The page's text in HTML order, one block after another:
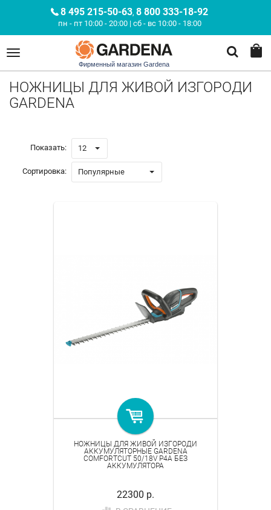
8 495 215-50-63, 8 800 333-18-92
пн - пт 10:00 - 20:00 | сб - вс 10:00 - 18:00
Фирменный магазин Gardena
НОЖНИЦЫ ДЛЯ ЖИВОЙ ИЗГОРОДИ
GARDENA
Показать: 12
Сортировка: Популярные
НОЖНИЦЫ ДЛЯ ЖИВОЙ ИЗГОРОДИ
АККУМУЛЯТОРНЫЕ GARDENA
COMFORTCUT 50/18V P4A БЕЗ
АККУМУЛЯТОРА
22300 р.